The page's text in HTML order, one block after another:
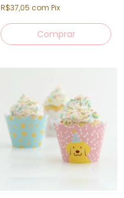
R$37,05 com Pix
Comprar